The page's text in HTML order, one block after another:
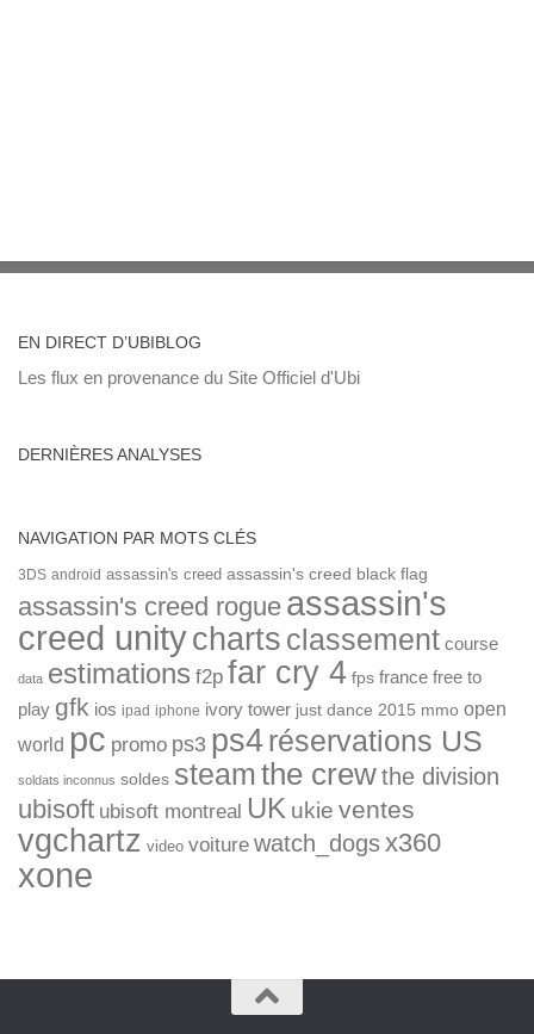
EN DIRECT D’UBIBLOG
Les flux en provenance du Site Officiel d'Ubi
DERNIÈRES ANALYSES
NAVIGATION PAR MOTS CLÉS
3DS android assassin's creed assassin's creed black flag
assassin's creed rogue assassin's
creed unitycharts classement course
data estimations f2p far cry 4 fps france free to
play gfk ios ipad iphone ivory tower just dance 2015 mmo open
world pc promo ps3 ps4réservations US
soldats inconnus soldes steamthe crewthe division
ubisoft ubisoft montreal UK ukie ventes
vgchartz video voiture watch_dogsx360
xone